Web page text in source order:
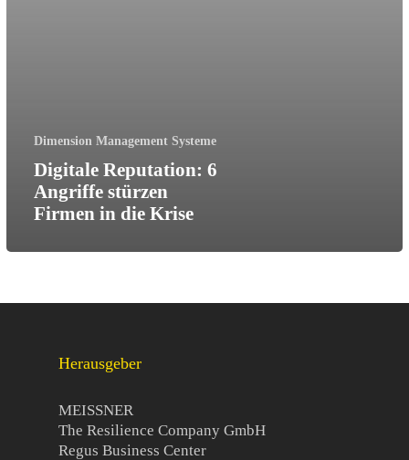
Dimension Management Systeme
Digitale Reputation: 6
Angriffe stürzen
Firmen in die Krise
Herausgeber
MEISSNER
The Resilience Company GmbH
Regus Business Center